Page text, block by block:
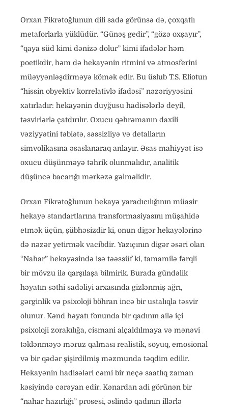
Orxan Fikrətoğlunun dili sadə görünsə də, çoxqatlı
metaforlarla yüklüdür. “Günəş gedir”, “gözə oxşayır”,
“qaya süd kimi dənizə dolur” kimi ifadələr həm
poetikdir, həm də hekayənin ritmini və atmosferini
müəyyənləşdirməyə kömək edir. Bu üslub T.S. Eliotun
“hissin obyektiv korrelativlə ifadəsi” nəzəriyyəsini
xatırladır: hekayənin duyğusu hadisələrlə deyil,
təsvirlərlə çatdırılır. Oxucu qəhrəmanın daxili
vəziyyətini təbiətə, səssizliyə və detalların
simvolikasına əsaslanaraq anlayır. Əsas mahiyyət isə
oxucu düşünməyə təhrik olunmalıdır, analitik
düşüncə bacarığı mərkəzə gəlməlidir.
Orxan Fikrətoğlunun hekayə yaradıcılığının müasir
hekayə standartlarına transformasiyasını müşahidə
etmək üçün, şübhəsizdir ki, onun digər hekayələrinə
də nəzər yetirmək vacibdir. Yazıçının digər əsəri olan
“Nahar” hekayəsində isə təəssüf ki, tamamilə fərqli
bir mövzu ilə qarşılaşa bilmirik. Burada gündəlik
həyatın səthi sadəliyi arxasında gizlənmiş ağrı,
gərginlik və psixoloji böhran incə bir ustalıqla təsvir
olunur. Kənd həyatı fonunda bir qadının ailə içi
psixoloji zorakılığa, cismani alçaldılmaya və mənəvi
təklənməyə məruz qalması realistik, soyuq, emosional
və bir qədər şişirdilmiş məzmunda təqdim edilir.
Hekayənin hadisələri cəmi bir neçə saatlıq zaman
kəsiyində cərəyan edir. Kənardan adi görünən bir
“nahar hazırlığı” prosesi, əslində qadının illərlə